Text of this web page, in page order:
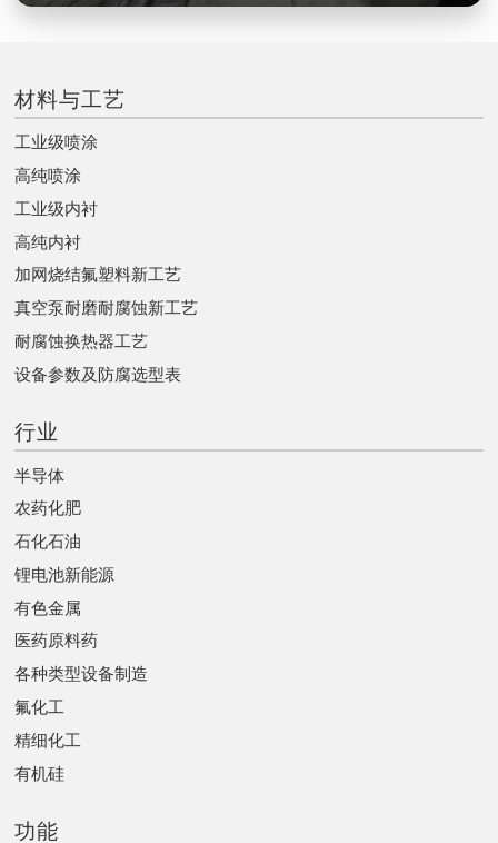
材料与工艺
工业级喷涂
高纯喷涂
工业级内衬
高纯内衬
加网烧结氟塑料新工艺
真空泵耐磨耐腐蚀新工艺
耐腐蚀换热器工艺
设备参数及防腐选型表
行业
半导体
农药化肥
石化石油
锂电池新能源
有色金属
医药原料药
各种类型设备制造
氟化工
精细化工
有机硅
功能